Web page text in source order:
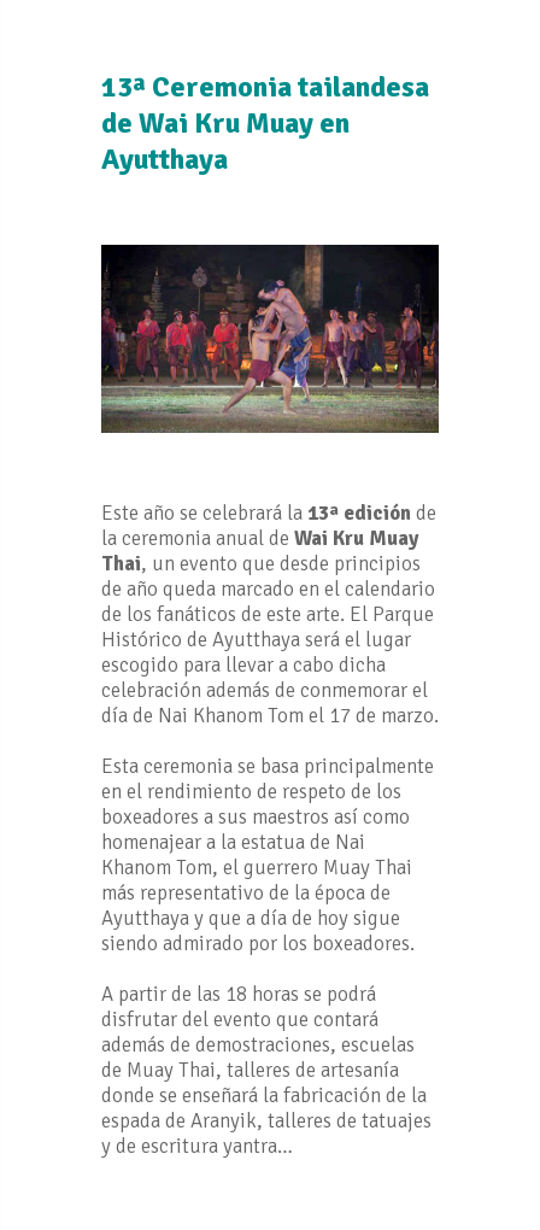
13ª Ceremonia tailandesa
de Wai Kru Muay en
Ayutthaya
Este año se celebrará la 13ª ediciónde
la ceremonia anual de Wai Kru Muay
Thai, un evento que desde principios
de año queda marcado en el calendario
de los fanáticos de este arte. El Parque
Histórico de Ayutthaya será el lugar
escogido para llevar a cabo dicha
celebración además de conmemorar el
día de Nai Khanom Tom el 17 de marzo.
Esta ceremonia se basa principalmente
en el rendimiento de respeto de los
boxeadores a sus maestros así como
homenajear a la estatua de Nai
Khanom Tom, el guerrero Muay Thai
más representativo de la época de
Ayutthaya y que a día de hoy sigue
siendo admirado por los boxeadores.
A partir de las 18 horas se podrá
disfrutar del evento que contará
además de demostraciones, escuelas
de Muay Thai, talleres de artesanía
donde se enseñará la fabricación de la
espada de Aranyik, talleres de tatuajes
y de escritura yantra…